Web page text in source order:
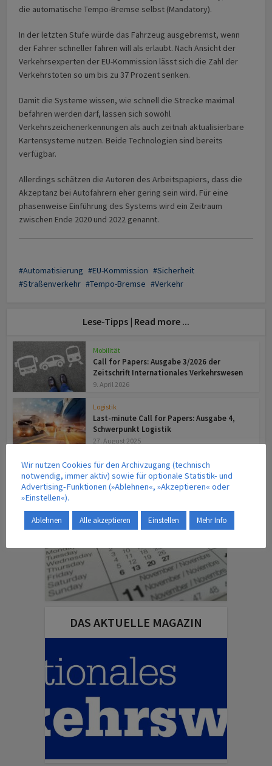
die automatische Tempo-Bremse selbst (Mandatory).
In der letzten Stufe würde das Fahrzeug ausgebremst, wenn
der Fahrer schneller fahren will als erlaubt. Nach Ansicht der
Verkehrsexperten der EU-Kommission lässt sich die Zahl der
Verkehrstoten so um bis zu 37 Prozent senken.
Damit die Systeme wissen, wie schnell die Strecke maximal
befahren werden darf, lassen sich sowohl
Verkehrszeichenerkennungen als auch zeitnah aktualisierbare
Kartensysteme nutzen. Beide Technologien sind bereits
verfügbar.
Allerdings schätzen die Autoren des Arbeitspapiers, dass die
Akzeptanz bei Autofahrern eher gering sein wird. Für eine
phasenweise Einführung des Systems wird ein Zeitraum
zwischen Ende 2020 und 2022 genannt.
Automatisierung EU-Kommission
Sicherheit
Straßenverkehr
Tempo-Bremse Verkehr
Lese-Tipps | Read more ...
Mobilität
Call for Papers: Ausgabe 3/2026 der
Zeitschrift Internationales Verkehrswesen
9. April 2026
Logistik
Last-minute Call for Papers: Ausgabe 4,
Schwerpunkt Logistik
27. August 2025
TERMINE | VERANSTALTUNGEN
DAS AKTUELLE MAGAZIN
Wir nutzen Cookies für den Archivzugang (technisch
notwendig, immer aktiv) sowie für optionale Statistik- und
Advertising-Funktionen (»Ablehnen«, »Akzeptieren« oder
»Einstellen«).
Ablehnen Alle akzeptieren Einstellen Mehr Info